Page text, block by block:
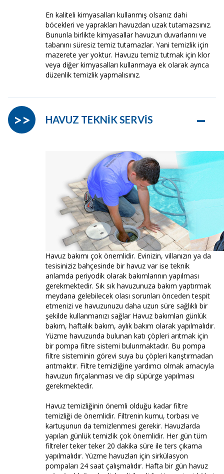
En kaliteli kimyasalları kullanmış olsanız dahi
böcekleri ve yaprakları havuzdan uzak tutamazsınız.
Bununla birlikte kimyasallar havuzun duvarlarını ve
tabanını süresiz temiz tutamazlar. Yani temizlik için
mazerete yer yoktur. Havuzu temiz tutmak için klor
veya diğer kimyasalları kullanmaya ek olarak ayrıca
düzenlik temizlik yapmalısınız.
HAVUZ TEKNİK SERVİS –
>>
Havuz bakımı çok önemlidir. Evinizin, villanızın ya da
tesisiniziz bahçesinde bir havuz var ise teknik
anlamda periyodik olarak bakımlarının yapılması
gerekmektedir. Sık sık havuzunuza bakım yaptırmak
meydana gelebilecek olası sorunları önceden tespit
etmenizi ve havuzunuzu daha uzun süre sağlıklı bir
şekilde kullanmanızı sağlar Havuz bakımları günlük
bakım, haftalık bakım, aylık bakım olarak yapılmalıdır.
Yüzme havuzunda bulunan katı çöpleri arıtmak için
bir pompa filtre sistemi bulunmaktadır. Bu pompa
filtre sisteminin görevi suya bu çöpleri karıştırmadan
arıtmaktır. Filtre temizliğine yardımcı olmak amacıyla
havuzun fırçalanması ve dip süpürge yapılması
gerekmektedir.
Havuz temizliğinin önemli olduğu kadar filtre
temizliği de önemlidir. Filtrenin kumu, torbası ve
kartuşunun da temizlenmesi gerekir. Havuzlarda
yapılan günlük temizlik çok önemlidir. Her gün tüm
filtreler teker teker 20 dakika süre ile ters çıkama
yapılmalıdır. Yüzme havuzları için sirkülasyon
pompaları 24 saat çalışmalıdır. Hafta bir gün havuz